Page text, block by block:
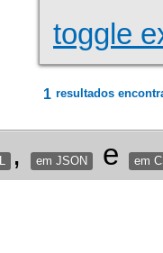
toggle
1 resultados
, em JSON e em